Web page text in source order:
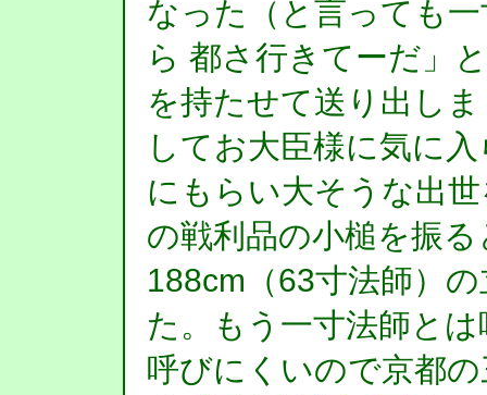
なった（と言っても
ら 都さ行きてーだ」
を持たせて送り出し
してお大臣様に気に
にもらい大そうな出
の戦利品の小槌を振
188cm（63寸法師）
た。もう一寸法師と
呼びにくいので京都